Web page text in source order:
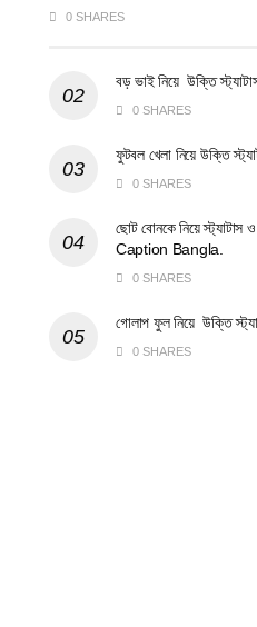
0 SHARES
বড় ভাই নিয়ে উক্তি
0 SHARES
ফুটবল খেলা নিয়ে উক্তি
0 SHARES
ছোট বোনকে নিয়ে
Caption Bangla.
0 SHARES
গোলাপ ফুল নিয়ে উক্তি
0 SHARES